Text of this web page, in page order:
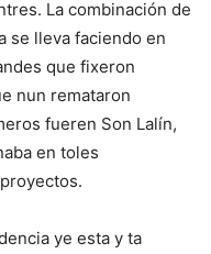
La combinación de
se lleva faciendo en
que fixeron
nun remataron
fueren Son Lalín,
en toles
ye esta y ta